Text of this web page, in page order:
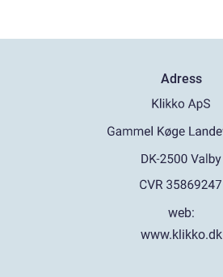
Adress
web:
www.klikko.dk